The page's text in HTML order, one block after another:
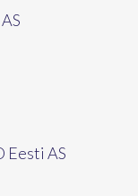
Eesti AS